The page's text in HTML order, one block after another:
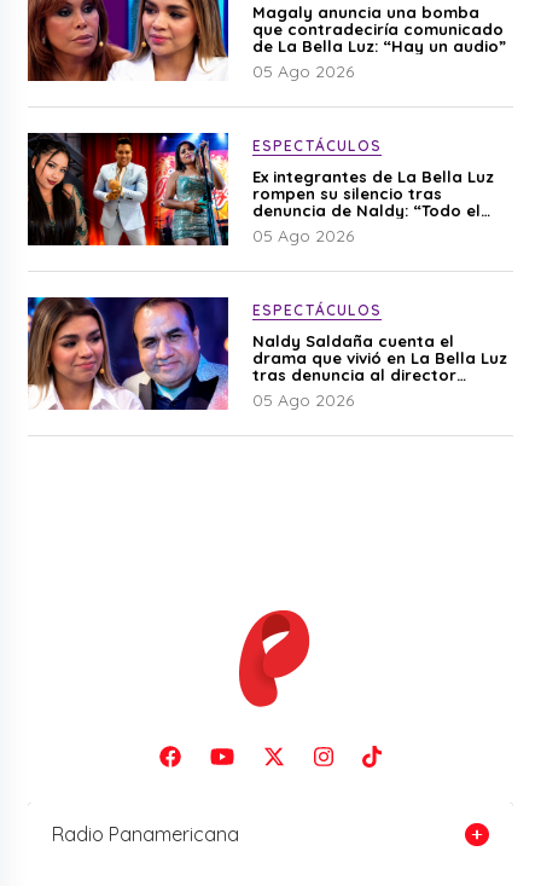
Magaly anuncia una bomba
que contradeciría comunicado
de La Bella Luz: “Hay un audio”
05 Ago 2026
ESPECTÁCULOS
Ex integrantes de La Bella Luz
rompen su silencio tras
denuncia de Naldy: “Todo el
mundo lo sabía”
05 Ago 2026
ESPECTÁCULOS
Naldy Saldaña cuenta el
drama que vivió en La Bella Luz
tras denuncia al director
musical: “No me parece justo”
05 Ago 2026
Radio Panamericana